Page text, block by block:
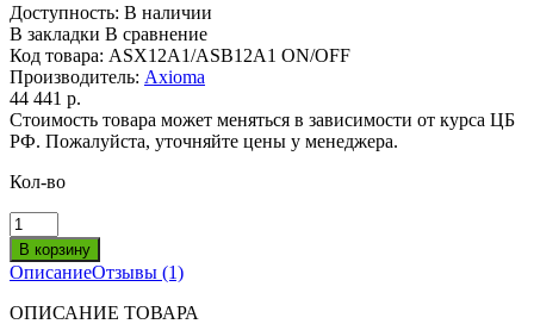
Доступность: В наличии
В закладки В сравнение
Код товара: ASX12A1/ASB12A1 ON/OFF
Производитель: Axioma
44 441 р.
Стоимость товара может меняться в зависимости от курса ЦБ
РФ. Пожалуйста, уточняйте цены у менеджера.
Кол-во
ОписаниеОтзывы (1)
ОПИСАНИЕ ТОВАРА